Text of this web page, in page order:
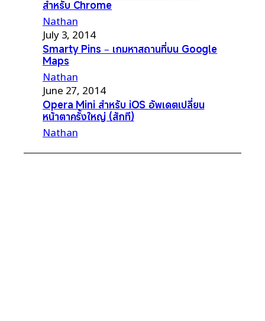
สำหรับ Chrome
Nathan
July 3, 2014
Smarty Pins – เกมหาสถานที่บน Google
Maps
Nathan
June 27, 2014
Opera Mini สำหรับ iOS อัพเดตเปลี่ยน
หน้าตาครั้งใหญ่ (สักที)
Nathan